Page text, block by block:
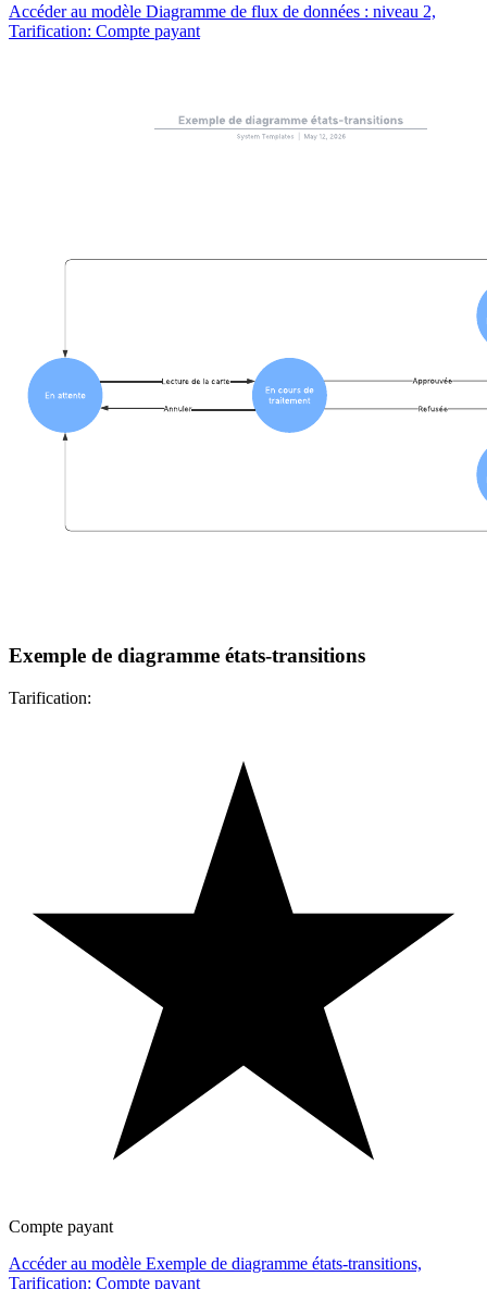
Accéder au modèle Diagramme de flux de données : niveau 2,
Tarification: Compte payant
Exemple de diagramme états-transitions
Tarification:
Compte payant
Accéder au modèle Exemple de diagramme états-transitions,
Tarification: Compte payant